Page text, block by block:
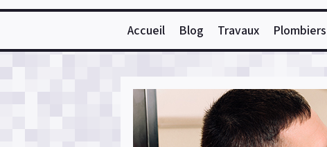
Accueil Blog Travaux Plombiers